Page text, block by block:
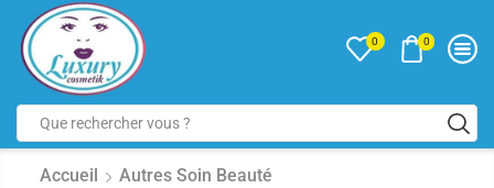
0 0
Accueil Autres Soin Beauté